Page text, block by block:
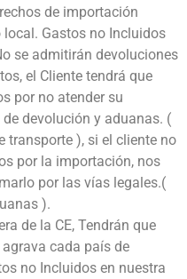
de importación
Gastos no Incluidos
se admitirán devoluciones
el Cliente tendrá que
por no atender su
devolución y aduanas. (
transporte ), si el cliente no
por la importación, nos
por las vías legales.(
).
de la CE, Tendrán que
cada país de
no Incluidos en nuestra